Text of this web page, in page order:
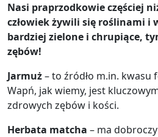
Nasi praprzodkowie częściej
człowiek żywili się roślinami i
bardziej zielone i chrupiące,
zębów!
Jarmuż– to źródło m.in. kwasu
Wapń, jak wiemy, jest
zdrowych zębów i kości.
Herbata matcha – ma